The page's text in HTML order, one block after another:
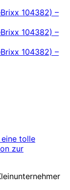
104382) –
104382) –
104382) –
tolle
zur